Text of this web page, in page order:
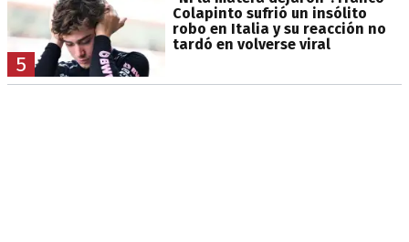
5
Colapinto sufrió un insólito
robo en Italia y su reacción no
tardó en volverse viral